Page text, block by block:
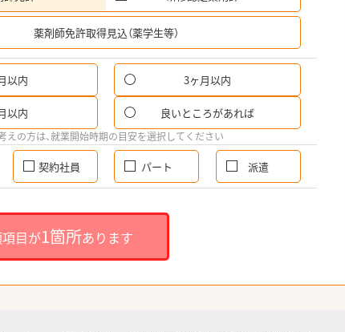
薬剤師免許取得見込（薬学生等）
以内 3ヶ月以内
以内 良いところがあれば
の方は、就業開始時期の目安を選択してください
契約社員 パート 派遣
目が1箇所あります